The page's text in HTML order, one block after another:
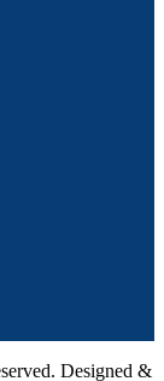
Designed &